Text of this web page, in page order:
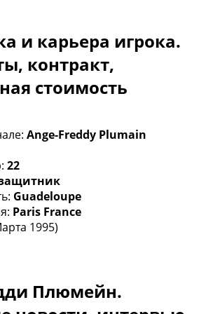
Мира
Премьер-Лига
Первая Лига
Турниры >>>
групп Чемпионата Мира
Премьер-Лига
Первая Лига
Таблицы групп
Премьер-Лига
Ла Лига
стран УЕФА
клубов УЕФА
и карьера игрока.
контракт,
стоимость
Ange-Freddy Plumain
22
Guadeloupe
Paris France
1995)
Плюмейн.